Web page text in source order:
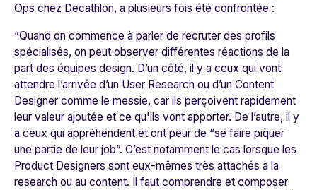
Ops chez Decathlon, a plusieurs fois été confrontée :
“Quand on commence à parler de recruter des profils
spécialisés, on peut observer différentes réactions de la
part des équipes design. D’un côté, il y a ceux qui vont
attendre l’arrivée d’un User Research ou d’un Content
Designer comme le messie, car ils perçoivent rapidement
leur valeur ajoutée et ce qu'ils vont apporter. De l’autre, il y
a ceux qui appréhendent et ont peur de “se faire piquer
une partie de leur job”. C’est notamment le cas lorsque les
Product Designers sont eux-mêmes très attachés à la
research ou au content. Il faut comprendre et composer